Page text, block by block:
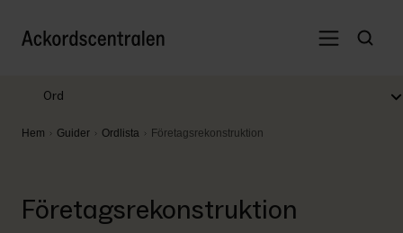
Hem Guider Ordlista Företagsrekonstruktion
Ord
Företagsrekonstruktion